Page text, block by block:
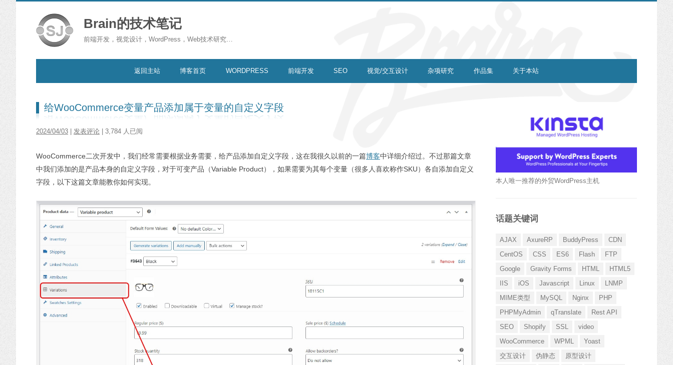
Brain的技术笔记
前端开发，视觉设计，WordPress，Web技术研究…
返回主站 博客首页 WORDPRESS 前端开发 SEO 视觉/交互设计 杂项研究 作品集 关于本站
给WooCommerce变量产品添加属于变量的自定义字段
2024/04/03 发表评论 | 3,784 人已阅
WooCommerce二次开发中，我们经常需要根据业务需要，给产品添加自定义字段，这在我很久以前的一篇博客中详细介绍过。不过那篇文章
中我们添加的是产品本身的自定义字段，对于可变产品（Variable Product），如果需要为其每个变量（很多人喜欢称作SKU）各自添加自定义
字段，以下这篇文章能教你如何实现。
本人唯一推荐的外贸WordPress主机
话题关键词
AJAX AxureRP BuddyPress
CDN
CentOS
CSS ES6 Flash
FTP
Google
Gravity Forms HTML
HTML5
IIS
iOS Javascript Linux
LNMP
MIME类型
MySQL Nginx
PHP
PHPMyAdmin
qTranslate
Rest API
SEO
Shopify SSL
video
WooCommerce
WPML
Yoast
交互设计
伪静态
原型设计